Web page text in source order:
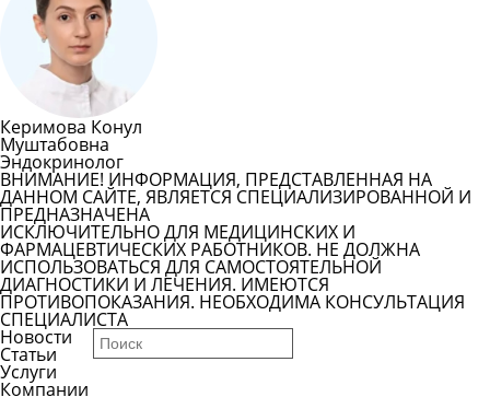
Керимова Конул
Муштабовна
Эндокринолог
ВНИМАНИЕ! ИНФОРМАЦИЯ, ПРЕДСТАВЛЕННАЯ НА
ДАННОМ САЙТЕ, ЯВЛЯЕТСЯ СПЕЦИАЛИЗИРОВАННОЙ И
ПРЕДНАЗНАЧЕНА
ИСКЛЮЧИТЕЛЬНО ДЛЯ МЕДИЦИНСКИХ И
ФАРМАЦЕВТИЧЕСКИХ РАБОТНИКОВ. НЕ ДОЛЖНА
ИСПОЛЬЗОВАТЬСЯ ДЛЯ САМОСТОЯТЕЛЬНОЙ
ДИАГНОСТИКИ И ЛЕЧЕНИЯ. ИМЕЮТСЯ
ПРОТИВОПОКАЗАНИЯ. НЕОБХОДИМА КОНСУЛЬТАЦИЯ
СПЕЦИАЛИСТА
Новости
Статьи
Услуги
Компании